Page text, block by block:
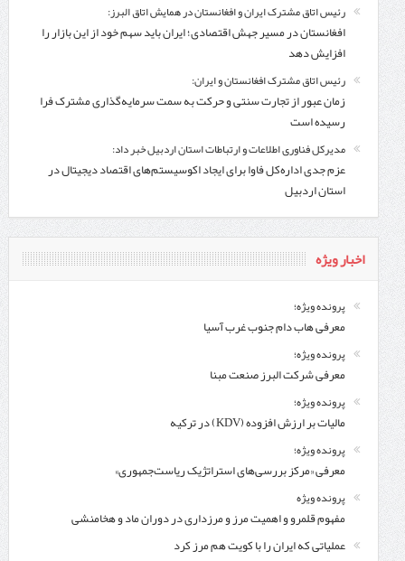
رئیس اتاق مشترک ایران و افغانستان در همایش اتاق البرز:
افغانستان در مسیر جهش اقتصادی؛ ایران باید سهم خود از این بازار را
افزایش دهد
رئیس اتاق مشترک افغانستان و ایران:
زمان عبور از تجارت سنتی و حرکت به سمت سرمایه‌گذاری مشترک فرا
رسیده است
مدیرکل فناوری اطلاعات و ارتباطات استان اردبیل خبر داد:
عزم جدی اداره‌کل فاوا برای ایجاد اکوسیستم‌های اقتصاد دیجیتال در
استان اردبیل
اخبار ویژه
پرونده ویژه؛
معرفی هاب دام جنوب غرب آسیا
پرونده ویژه؛
معرفی شركت البرز صنعت مبنا
پرونده ویژه؛
مالیات بر ارزش افزوده (KDV) در ترکیه
پرونده ویژه؛
معرفی «مرکز بررسی‌های استراتژیک ریاست‌جمهوری»
پرونده ویژه
مفهوم قلمرو و اهمیت مرز و مرزداری در دوران ماد و هخامنشی
عملیاتی که ایران را با کویت هم مرز کرد